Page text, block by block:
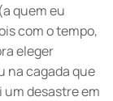
quem eu
com o tempo,
eleger
na cagada que
um desastre em